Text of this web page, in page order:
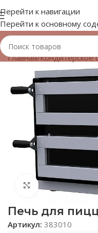
Перейти к навигации
Перейти к основному
Главная/Кондитерское
Нажмите,
Печь для
Артикул: 383010